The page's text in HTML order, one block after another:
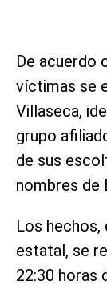
De acuerdo
víctimas se
Villaseca,
grupo
de sus
nombres de
Los hechos,
estatal, se
22:30 horas